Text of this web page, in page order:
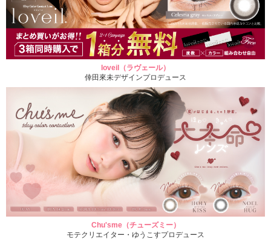
loveil（ラヴェール）
倖田來未デザインプロデュース
Chu'sme（チューズミー）
モテクリエイター・ゆうこすプロデュース